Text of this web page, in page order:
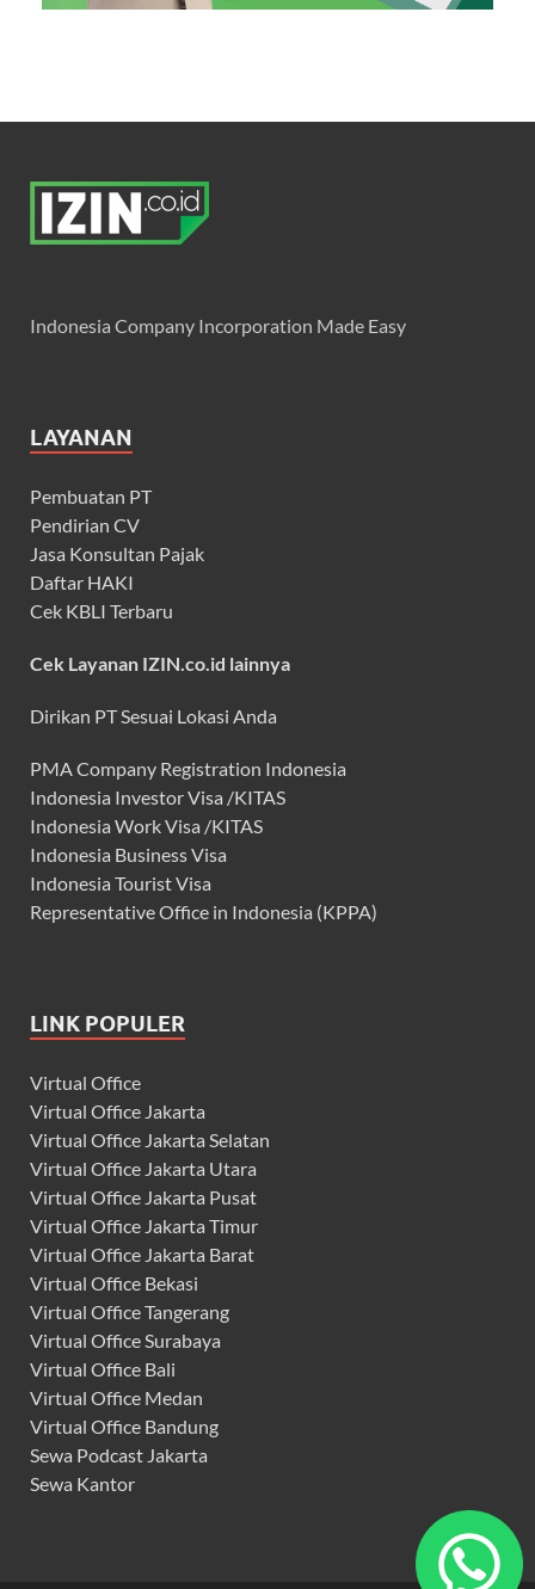
Indonesia Company Incorporation Made Easy
LAYANAN
Pembuatan PT
Pendirian CV
Jasa Konsultan Pajak
Daftar HAKI
Cek KBLI Terbaru
Cek Layanan IZIN.co.id lainnya
Dirikan PT Sesuai Lokasi Anda
PMA Company Registration Indonesia
Indonesia Investor Visa /KITAS
Indonesia Work Visa /KITAS
Indonesia Business Visa
Indonesia Tourist Visa
Representative Office in Indonesia (KPPA)
LINK POPULER
Virtual Office
Virtual Office Jakarta
Virtual Office Jakarta Selatan
Virtual Office Jakarta Utara
Virtual Office Jakarta Pusat
Virtual Office Jakarta Timur
Virtual Office Jakarta Barat
Virtual Office Bekasi
Virtual Office Tangerang
Virtual Office Surabaya
Virtual Office Bali
Virtual Office Medan
Virtual Office Bandung
Sewa Podcast Jakarta
Sewa Kantor